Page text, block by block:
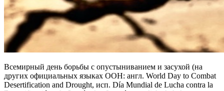
Всемирный день борьбы с опустыниванием и засухой (на
других официальных языках ООН: англ. World Day to Combat
Desertification and Drought, исп. Día Mundial de Lucha contra la